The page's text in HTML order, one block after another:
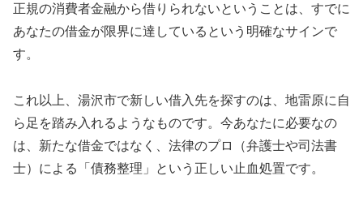
正規の消費者金融から借りられないということは、すでに
あなたの借金が限界に達しているという明確なサインで
す。
これ以上、湯沢市で新しい借入先を探すのは、地雷原に自
ら足を踏み入れるようなものです。今あなたに必要なの
は、新たな借金ではなく、法律のプロ（弁護士や司法書
士）による「債務整理」という正しい止血処置です。